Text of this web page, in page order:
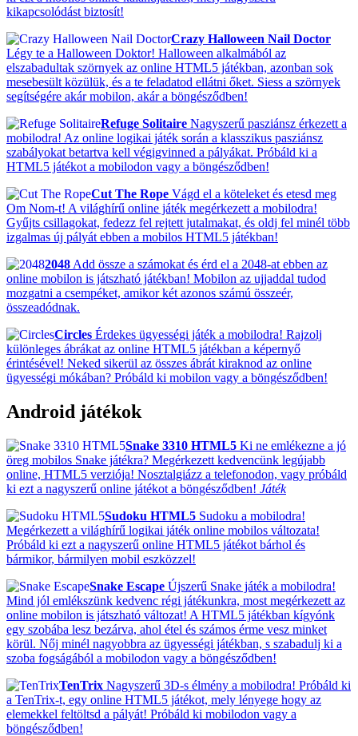
kikapcsolódást biztosít!
Crazy Halloween Nail Doctor
Légy te a Halloween Doktor! Halloween alkalmából az
elszabadultak szörnyek az online HTML5 játékban, azonban sok
mesebesült közülük, és a te feladatod ellátni őket. Siess a szörnyek
segítségére akár mobilon, akár a böngésződben!
Refuge Solitaire Nagyszerű pasziánsz érkezett a
mobilodra! Az online logikai játék során a klasszikus pasziánsz
szabályokat betartva kell végigvinned a pályákat. Próbáld ki a
HTML5 játékot a mobilodon vagy a böngésződben!
Cut The Rope Vágd el a köteleket és etesd meg
Om Nom-t! A világhírű online játék megérkezett a mobilodra!
Gyűjts csillagokat, fedezz fel rejtett jutalmakat, és oldj fel minél több
izgalmas új pályát ebben a mobilos HTML5 játékban!
2048 Add össze a számokat és érd el a 2048-at ebben az
online mobilon is játszható játékban! Mobilon az ujjaddal tudod
mozgatni a csempéket, amikor két azonos számú összeér,
összeadódnak.
Circles Érdekes ügyességi játék a mobilodra! Rajzolj
különleges ábrákat az online HTML5 játékban a képernyő
érintésével! Neked sikerül az összes ábrát kiraknod az online
ügyességi mókában? Próbáld ki mobilon vagy a böngésződben!
Android játékok
Snake 3310 HTML5 Ki ne emlékezne a jó
öreg mobilos Snake játékra? Megérkezett kedvencünk legújabb
online, HTML5 verziója! Nosztalgiázz a telefonodon, vagy próbáld
ki ezt a nagyszerű online játékot a böngésződben! Játék
Sudoku HTML5 Sudoku a mobilodra!
Megérkezett a világhírű logikai játék online mobilos változata!
Próbáld ki ezt a nagyszerű online HTML5 játékot bárhol és
bármikor, bármilyen mobil eszközzel!
Snake Escape Újszerű Snake játék a mobilodra!
Mind jól emlékszünk kedvenc régi játékunkra, most megérkezett az
online mobilon is játszható változat! A HTML5 játékban kígyónk
egy szobába lesz bezárva, ahol étel és számos érme vesz minket
körül. Nőj minél nagyobbra az ügyességi játékban, s szabadulj ki a
szoba fogságából a mobilodon vagy a böngésződben!
TenTrix Nagyszerű 3D-s élmény a mobilodra! Próbáld ki
a TenTrix-t, egy online HTML5 játékot, mely lényege hogy az
elemekkel feltöltsd a pályát! Próbáld ki mobilodon vagy a
böngésződben!